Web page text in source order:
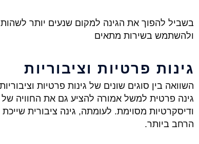
בשביל להפוך את הגינה למקום שנעים יותר
ולהשתמש בשירות מתאים
גינות פרטיות וציבוריות
השוואה בין סוגים שונים של גינות פרטיות
גינה פרטית למשל אמורה להציע גם את החוויה
ודיסקרטיות מסוימת. לעומתה, גינה ציבורית
הרחב ביותר.